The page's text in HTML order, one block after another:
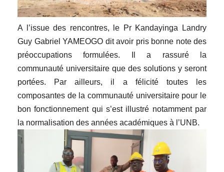
A l’issue des rencontres, le Pr Kandayinga Landry
Guy Gabriel YAMEOGO dit avoir pris bonne note des
préoccupations formulées. Il a rassuré la
communauté universitaire que des solutions y seront
portées. Par ailleurs, il a félicité toutes les
composantes de la communauté universitaire pour le
bon fonctionnement qui s’est illustré notamment par
la normalisation des années académiques à l’UNB.